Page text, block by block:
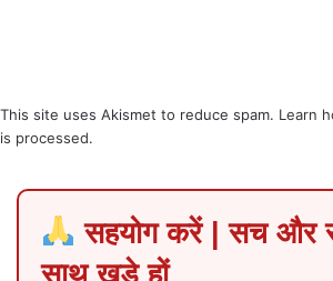
This site uses Akismet to reduce spam. Learn
is processed.
सहयोग करें | सच और
साथ खड़े हों